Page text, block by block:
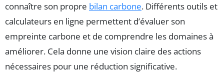
connaître son propre bilan carbone. Différents outils et
calculateurs en ligne permettent d’évaluer son
empreinte carbone et de comprendre les domaines à
améliorer. Cela donne une vision claire des actions
nécessaires pour une réduction significative.